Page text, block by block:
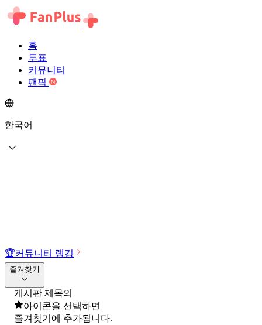
홈
투표
커뮤니티
팬픽
한국어
🏆커뮤니티 랭킹
즐겨찾기
게시판 제목의
아이콘을 선택하면
즐겨찾기에 추가됩니다.